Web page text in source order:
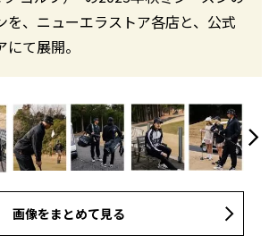
を、ニューエラストア各店と、公式
て展開。
画像をまとめて見る